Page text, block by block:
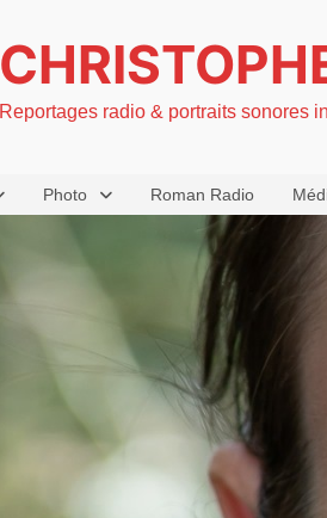
Reportages radio & portraits sonores
Photo Roman Radio